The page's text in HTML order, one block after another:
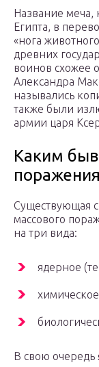
Название меча,
Египта, в
«нога
древних
воинов схожее
Александра
назывались
также были
армии царя
Каким
поражения
Существующая
массового
на три вида:
ядерное
В свою очередь